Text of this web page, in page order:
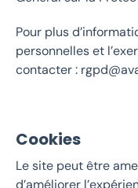
Pour plus
personnelles et
contacter :
Cookies
Le site peut être
d’améliorer